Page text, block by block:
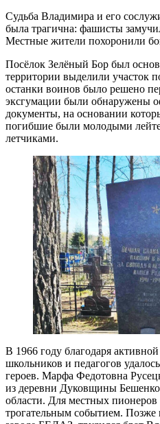
Судьба Владимира и его
была трагична: фашисты
Местные жители похоронили
Посёлок Зелёный Бор был
территории выделили участок
останки воинов было решено
эксгумации были обнаружены
документы, на основании
погибшие были молодыми
летчиками.
В 1966 году благодаря
школьников и педагогов
героев. Марфа Федотовна
из деревни Дуковщины
области. Для местных
трогательным событием.